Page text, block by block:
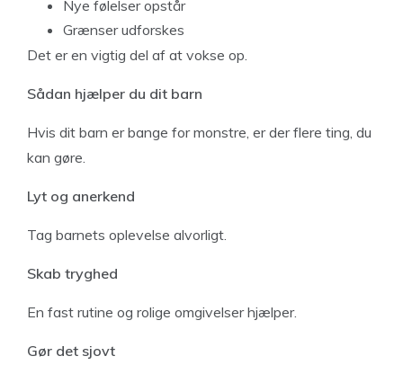
Nye følelser opstår
Grænser udforskes
Det er en vigtig del af at vokse op.
Sådan hjælper du dit barn
Hvis dit barn er bange for monstre, er der flere ting, du
kan gøre.
Lyt og anerkend
Tag barnets oplevelse alvorligt.
Skab tryghed
En fast rutine og rolige omgivelser hjælper.
Gør det sjovt